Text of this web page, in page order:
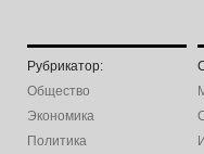
Рубрикатор:
Общество
Экономика
Политика